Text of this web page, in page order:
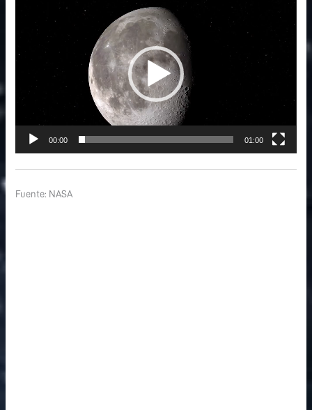
00:00 01:00
Fuente: NASA